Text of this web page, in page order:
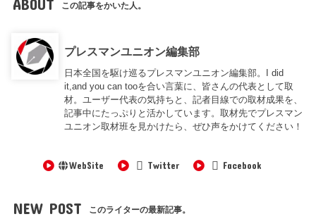
ABOUT この記事をかいた人。
プレスマンユニオン編集部
日本全国を駆け巡るプレスマンユニオン編集部。I did
it,and you can tooを合い言葉に、皆さんの代表として取
材。ユーザー代表の気持ちと、記者目線での取材成果を、
記事中にたっぷりと活かしています。取材先でプレスマン
ユニオン取材班を見かけたら、ぜひ声をかけてください！
WebSite Twitter Facebook
NEW POST このライターの最新記事。